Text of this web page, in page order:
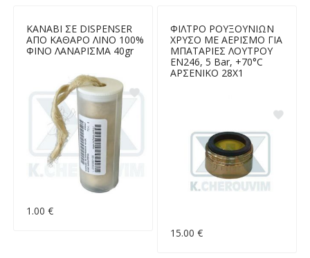
ΚΑΝΑΒΙ ΣΕ DISPENSER
ΑΠΟ ΚΑΘΑΡΟ ΛΙΝΟ 100%
ΦΙΝΟ ΛΑΝΑΡΙΣΜΑ 40gr
1.00 €
ΦΙΛΤΡΟ ΡΟΥΞΟΥΝΙΩΝ
ΧΡΥΣΟ ΜΕ ΑΕΡΙΣΜΟ ΓΙΑ
ΜΠΑΤΑΡΙΕΣ ΛΟΥΤΡΟΥ
EN246, 5 Bar, +70°C
ΑΡΣΕΝΙΚΟ 28Χ1
15.00 €